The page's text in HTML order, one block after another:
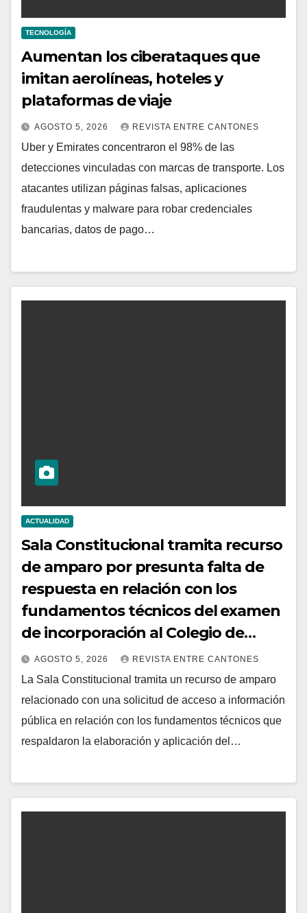
TECNOLOGÍA
Aumentan los ciberataques que
imitan aerolíneas, hoteles y
plataformas de viaje
AGOSTO 5, 2026 REVISTA ENTRE CANTONES
Uber y Emirates concentraron el 98% de las
detecciones vinculadas con marcas de transporte. Los
atacantes utilizan páginas falsas, aplicaciones
fraudulentas y malware para robar credenciales
bancarias, datos de pago…
ACTUALIDAD
Sala Constitucional tramita recurso
de amparo por presunta falta de
respuesta en relación con los
fundamentos técnicos del examen
de incorporación al Colegio de
Abogados
AGOSTO 5, 2026 REVISTA ENTRE CANTONES
La Sala Constitucional tramita un recurso de amparo
relacionado con una solicitud de acceso a información
pública en relación con los fundamentos técnicos que
respaldaron la elaboración y aplicación del…